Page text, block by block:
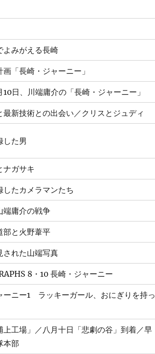
よみがえる長崎
「長崎・ジャーニー」
日、川端庸介の「長崎・ジャーニー」
最新技術との出会い／クリスとジュディ
した男
ナガサキ
したカメラマンたち
端庸介の戦争
部と火野葦平
された山端写真
8・10 長崎・ジャーニー
ーニー1 ラッキーガール、おにぎりを持っ
上工場」／八月十日「悲劇の谷」到着／早
本部